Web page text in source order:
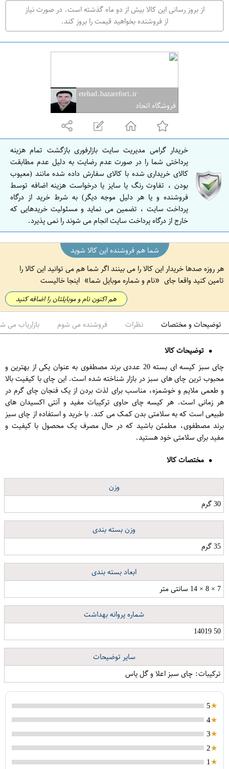
ه
ر
ا
ص
ف
ه
ص
ف
ه
ا
ن
از بروز رسانی این کالا بیش از دو ماه گذشته است. در صورت نیاز
از فروشنده بخواهید قیمت را بروز کند.
etehad.bazarefori.ir
فروشگاه اتحاد
خریدار گرامی مدیریت سایت بازارفوری بازگشت تمام هزینه
پرداختی شما را در صورت عدم رضایت به دلیل عدم مطابقت
کالای خریداری شده با کالای سفارش داده شده مانند (معیوب
بودن ، تفاوت رنگ یا سایز یا درخواست هزینه اضافه توسط
فروشنده و یا هر دلیل موجه دیگر) به شرط خرید از درگاه
پرداخت سایت ، تضمین می نماید و مسئولیت خریدهایی که
خارج از درگاه پرداخت سایت انجام می شوند را نمی پذیرد.
شما هم فروشنده این کالا شوید
هر روزه صدها خریدار این کالا را می بینند اگر شما هم می توانید این کالا را
تامین کنید واقعا جای
نام و شماره موبایل شما اینجا خالیست
هم اکنون نام و موبایلتان را اضافه کنید
توضیحات و مختصات نظرات فروشنده می شوم بازاریاب می
توضیحات کالا
چای سبز کیسه ای بسته 20 عددی برند مصطفوی به عنوان یکی از بهترین و
محبوب ترین چای های سبز در بازار شناخته شده است. این چای با کیفیت بالا
و طعمی ملایم و خوشمزه، مناسب برای لذت بردن از یک فنجان چای گرم در
هر زمانی است. هر کیسه چای حاوی ترکیبات مفید و آنتی اکسیدان های
طبیعی است که به سلامتی بدن کمک می کند. با خرید و استفاده از چای سبز
برند مصطفوی، مطمئن باشید که در حال مصرف یک محصول با کیفیت و
مفید برای سلامتی خود هستید.
مختصات کالا
وزن
30 گرم
وزن بسته بندی
35 گرم
ابعاد بسته بندی
7 × 8 × 14 سانتی متر
شماره پروانه بهداشت
50 14019
سایر توضیحات
ترکیبات: چای سبز اعلا و گل یاس
5
4
3
2
1